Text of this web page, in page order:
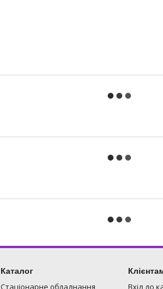
Каталог
Стаціонарне обладнання
Вхід до